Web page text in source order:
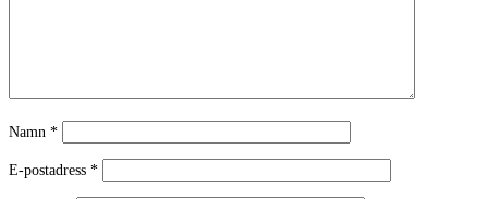
Namn *
E-postadress *